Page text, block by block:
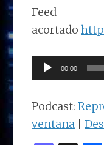
Feed
acortado
Reproductor
de
audio
00:00
Podcast:
ventana |